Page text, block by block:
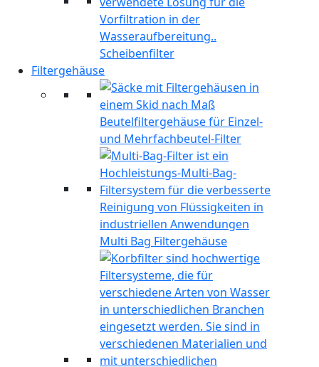
Scheibenfilter
Filtergehäuse
Beutelfiltergehäuse für Einzel-
und Mehrfachbeutel-Filter
Multi Bag Filtergehäuse